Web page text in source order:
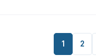
1 2